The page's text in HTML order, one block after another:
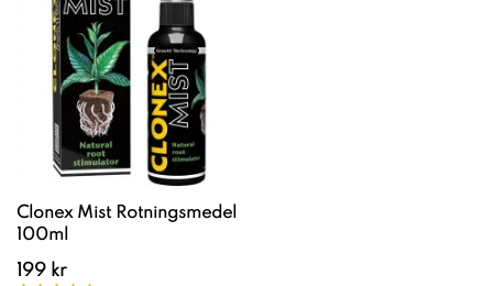
Clonex Mist Rotningsmedel
100ml
199 kr